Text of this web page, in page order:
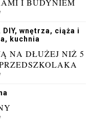
I BUDYNIEM
wnętrza, ciąża i
kuchnia
NA DŁUŻEJ NIŻ 5